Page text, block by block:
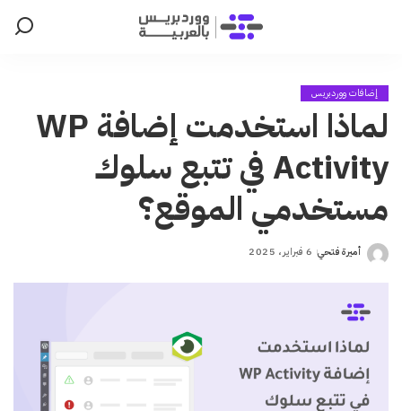
إضافات ووردبريس
لماذا استخدمت إضافة WP
Activity في تتبع سلوك
مستخدمي الموقع؟
Posted
أميرة فتحي 6 فبراير، 2025